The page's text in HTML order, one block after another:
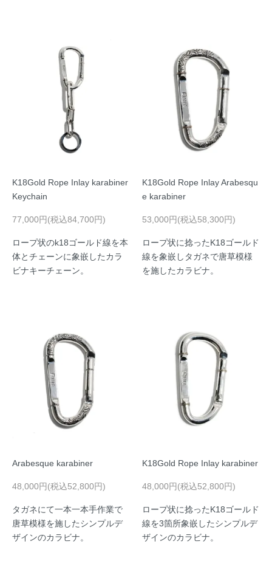
K18Gold Rope Inlay karabiner
Keychain
77,000円(税込84,700円)
ロープ状のk18ゴールド線を本
体とチェーンに象嵌したカラ
ビナキーチェーン。
K18Gold Rope Inlay Arabesqu
e karabiner
53,000円(税込58,300円)
ロープ状に捻ったK18ゴールド
線を象嵌しタガネで唐草模様
を施したカラビナ。
Arabesque karabiner
48,000円(税込52,800円)
タガネにて一本一本手作業で
唐草模様を施したシンプルデ
ザインのカラビナ。
K18Gold Rope Inlay karabiner
48,000円(税込52,800円)
ロープ状に捻ったK18ゴールド
線を3箇所象嵌したシンプルデ
ザインのカラビナ。